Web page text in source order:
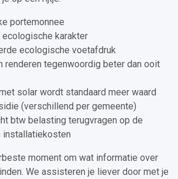
portemonnee
karakter
ecologische voetafdruk
renderen tegenwoordig beter dan ooit
solar wordt standaard meer waard
(verschillend per gemeente)
btw belasting terugvragen op de
installatiekosten
moment om wat informatie over
We assisteren je liever door met je